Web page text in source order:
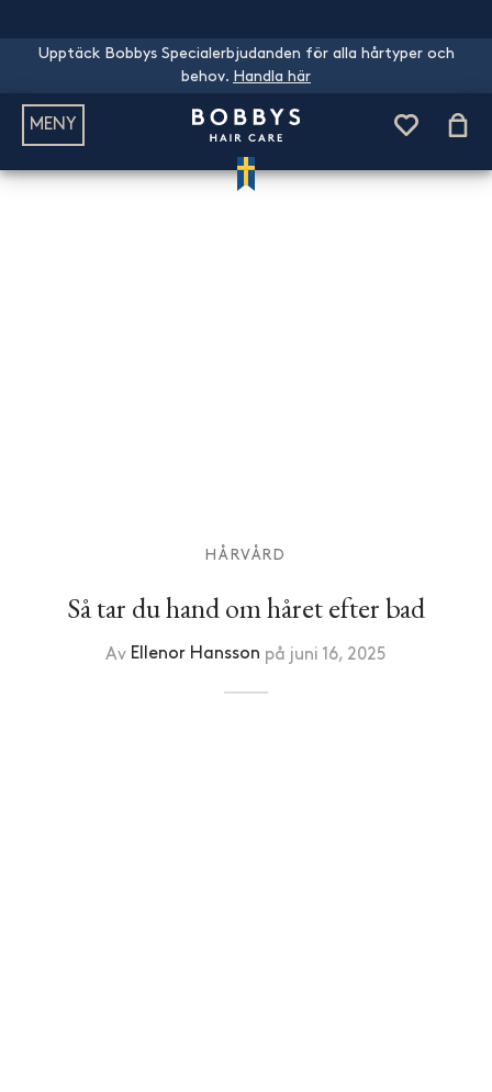
Upptäck Bobbys Specialerbjudanden för alla hårtyper och
behov. Handla här
MENY
HÅRVÅRD
Så tar du hand om håret efter bad
Av Ellenor Hansson på juni 16, 2025